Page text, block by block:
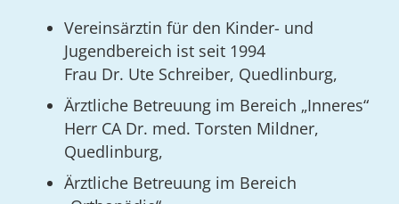
Vereinsärztin für den Kinder- und
Jugendbereich ist seit 1994
Frau Dr. Ute Schreiber, Quedlinburg,
Ärztliche Betreuung im Bereich „Inneres“
Herr CA Dr. med. Torsten Mildner,
Quedlinburg,
Ärztliche Betreuung im Bereich